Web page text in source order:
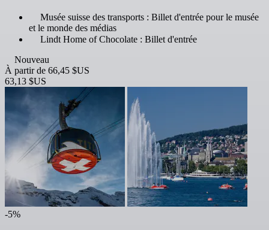
Musée suisse des transports : Billet d'entrée pour le musée
et le monde des médias
Lindt Home of Chocolate : Billet d'entrée
Nouveau
À partir de 66,45 $US
63,13 $US
-5%